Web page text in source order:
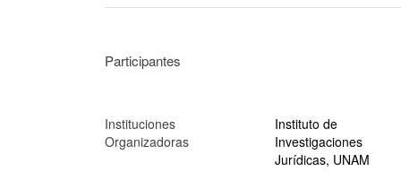
Participantes
Instituciones
Organizadoras
Instituto de
Investigaciones
Jurídicas, UNAM